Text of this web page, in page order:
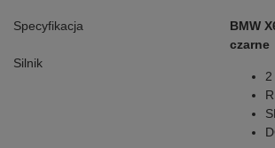
Specyfikacja
BMW
czarne
Silnik
2